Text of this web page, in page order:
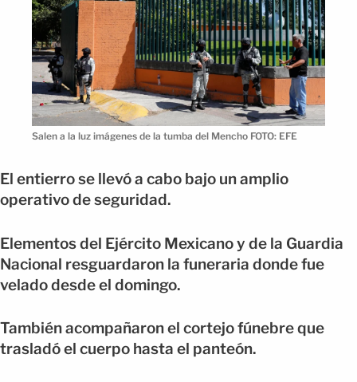
Salen a la luz imágenes de la tumba del Mencho FOTO: EFE
El entierro se llevó a cabo bajo un amplio
operativo de seguridad.
Elementos del Ejército Mexicano y de la Guardia
Nacional resguardaron la funeraria donde fue
velado desde el domingo.
También acompañaron el cortejo fúnebre que
trasladó el cuerpo hasta el panteón.